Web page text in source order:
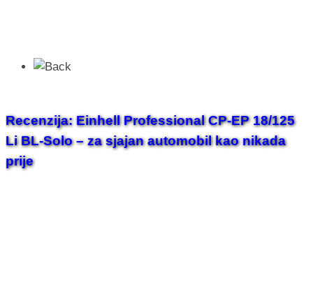
Recenzija: Einhell Professional CP-EP 18/125
Li BL-Solo – za sjajan automobil kao nikada
prije